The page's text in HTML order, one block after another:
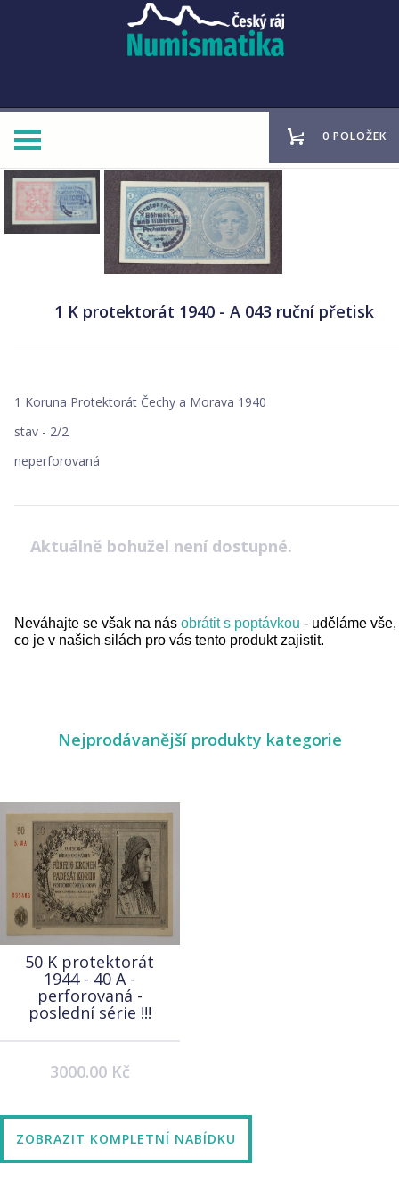
0 POLOŽEK
1 K protektorát 1940 - A 043 ruční přetisk
1 Koruna Protektorát Čechy a Morava 1940
stav - 2/2
neperforovaná
Aktuálně bohužel není dostupné.
Neváhajte se však na nás obrátit s poptávkou - uděláme vše,
co je v našich silách pro vás tento produkt zajistit.
Nejprodávanější produkty kategorie
50 K protektorát
1944 - 40 A -
perforovaná -
poslední série !!!
3000.00 Kč
ZOBRAZIT KOMPLETNÍ NABÍDKU